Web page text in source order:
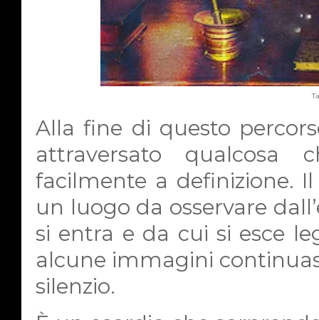
Alla fine di questo
attraversato
facilmente a definizione.
un luogo da osservare
si entra e da cui si esce
alcune immagini
silenzio.